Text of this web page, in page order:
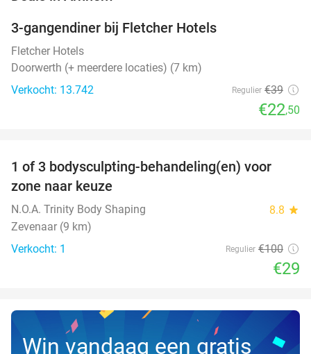
3-gangendiner bij Fletcher Hotels
Fletcher Hotels
Doorwerth (+ meerdere locaties) (7 km)
Verkocht: 13.742
Regulier €39
€22,50
71%
TODAY
1 of 3 bodysculpting-behandeling(en) voor
zone naar keuze
N.O.A. Trinity Body Shaping 8.8 star
Zevenaar (9 km)
Verkocht: 1
Regulier €100
€29
Win vandaag een gratis